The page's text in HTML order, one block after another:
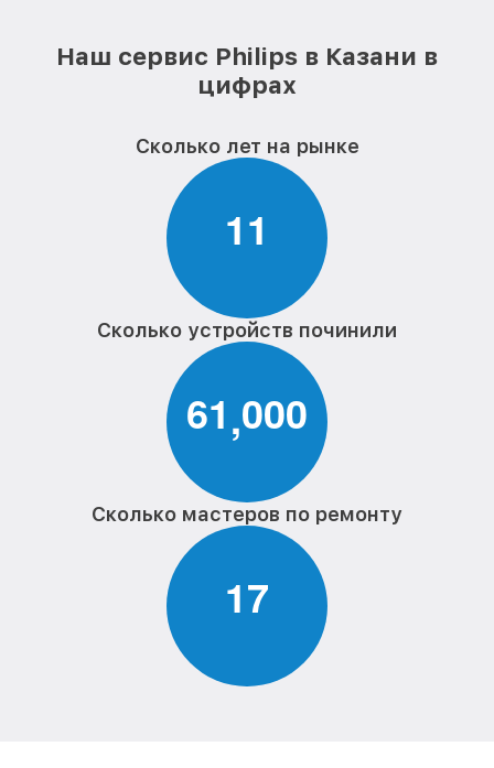
Наш сервис Philips в Казани в
цифрах
Сколько лет на рынке
11
Сколько устройств починили
61,000
Сколько мастеров по ремонту
17